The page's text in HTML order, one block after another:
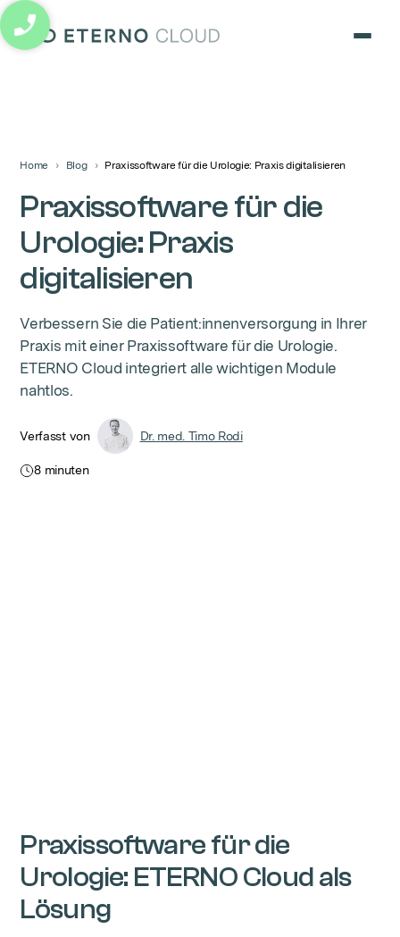
eterno cloud logo
Home Blog Praxissoftware für die Urologie: Praxis digitalisieren
Praxissoftware für die
Urologie: Praxis
digitalisieren
Verbessern Sie die Patient:innenversorgung in Ihrer
Praxis mit einer Praxissoftware für die Urologie.
ETERNO Cloud integriert alle wichtigen Module
nahtlos.
Verfasst von Dr. med. Timo Rodi
8 minuten
Praxissoftware für die
Urologie: ETERNO Cloud als
Lösung